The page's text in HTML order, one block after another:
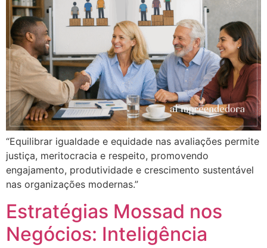
“Equilibrar igualdade e equidade nas avaliações permite
justiça, meritocracia e respeito, promovendo
engajamento, produtividade e crescimento sustentável
nas organizações modernas.”
Estratégias Mossad nos
Negócios: Inteligência